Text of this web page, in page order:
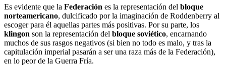
Es evidente que la Federación es la representación del bloque
norteamericano, dulcificado por la imaginación de Roddenberry al
escoger para él aquellas partes más positivas. Por su parte, los
klingon son la representación del bloque soviético, encarnando
muchos de sus rasgos negativos (si bien no todo es malo, y tras la
capitulación imperial pasarán a ser una raza más de la Federación),
en lo peor de la Guerra Fría.